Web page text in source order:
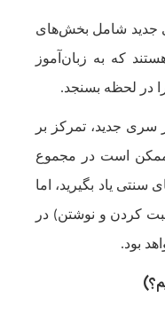
شامل بخش‌های
که به زبان‌آموز
لحظه بسنجد.
جدید، تمرکز بر
است در مجموع
یاد بگیرید، اما
و نوشتن) در
بود.